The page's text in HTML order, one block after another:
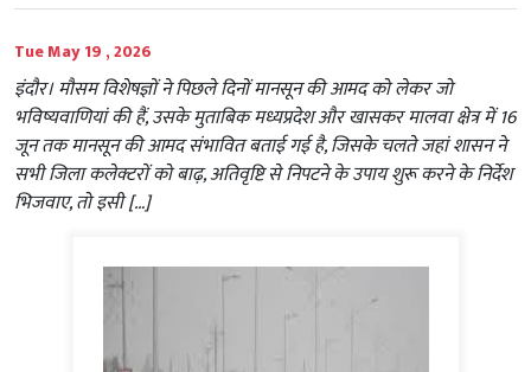
Tue May 19 , 2026
इंदौर। मौसम विशेषज्ञों ने पिछले दिनों मानसून की आमद को लेकर जो
भविष्यवाणियां की हैं, उसके मुताबिक मध्यप्रदेश और खासकर मालवा क्षेत्र में 16
जून तक मानसून की आमद संभावित बताई गई है, जिसके चलते जहां शासन ने
सभी जिला कलेक्टरों को बाढ़, अतिवृष्टि से निपटने के उपाय शुरू करने के निर्देश
भिजवाए, तो इसी […]